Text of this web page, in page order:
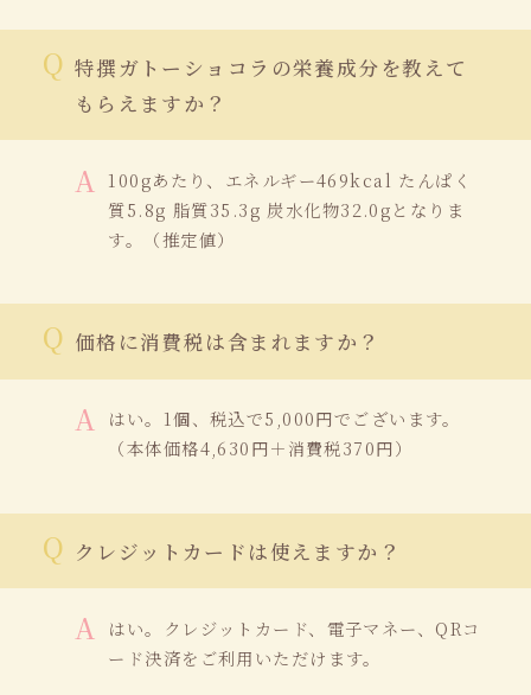
特撰ガトーショコラの栄養成分を教えて
もらえますか？
100gあたり、エネルギー469kcal たんぱく
質5.8g 脂質35.3g 炭水化物32.0gとなりま
す。（推定値）
価格に消費税は含まれますか？
はい。1個、税込で5,000円でございます。
（本体価格4,630円＋消費税370円）
クレジットカードは使えますか？
はい。クレジットカード、電子マネー、QRコ
ード決済をご利用いただけます。